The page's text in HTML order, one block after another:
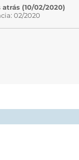
(10/02/2020)
02/2020